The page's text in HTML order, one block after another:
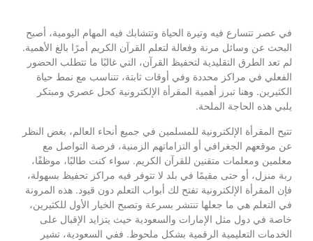
في عصر تتسارع فيه وتيرة الحياة وتتشابك فيه المهام اليومية، أصبح
البحث عن وسائل مرنة وفعالة لتعلم القرآن الكريم أمرًا بالغ الأهمية.
لم تعد الطرق التقليدية لتحفيظ القرآن، التي غالبًا ما تتطلب الحضور
الفعلي في مراكز محددة وفي أوقات ثابتة، تتناسب مع نمط حياة
الكثيرين. وهنا تبرز أهمية المقرأة الإلكترونية كحل عصري ومبتكر
يلبي هذه الحاجة الملحة.
تتيح المقرأة الإلكترونية للمسلمين في جميع أنحاء العالم، بغض النظر
عن موقعهم الجغرافي أو التزاماتهم الزمنية، فرصة التواصل مع
معلمين ومعلمات متقنين للقرآن الكريم. سواء كنت طالبًا، موظفًا،
ربة منزل، أو حتى مقيمًا في بلد لا تتوفر فيه مراكز تحفيظ بسهولة،
فإن المقرأة الإلكترونية تفتح لك أبواب التعلم دون قيود. هذه المرونة
في التعلم هي ما جعلها تنتشر بسرعة وتصبح الخيار الأول للكثيرين،
خاصة في دول مثل الإمارات والسعودية حيث يتزايد الإقبال على
الخدمات التعليمية الرقمية بشكل ملحوظ. ففي السعودية، تشير